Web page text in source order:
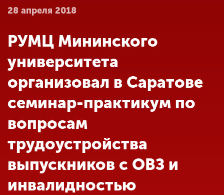
Абитуриенту
Обучение
Наука
Международная
деятельность
28 апреля 2018
РУМЦ Мининского
университета
организовал в Саратове
семинар-практикум по
вопросам
трудоустройства
выпускников с ОВЗ и
инвалидностью